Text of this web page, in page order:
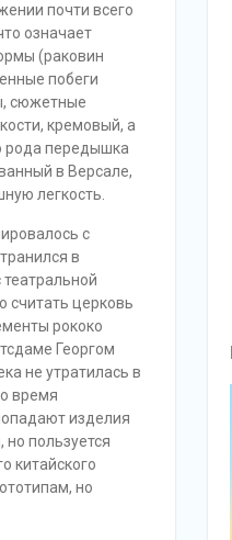
почти всего
означает
(раковин
побеги
сюжетные
кремовый, а
рода передышка
в Версале,
легкость.
с
в
считать церковь
рококо
Георгом
не утратилась в
время
изделия
пользуется
китайского
но